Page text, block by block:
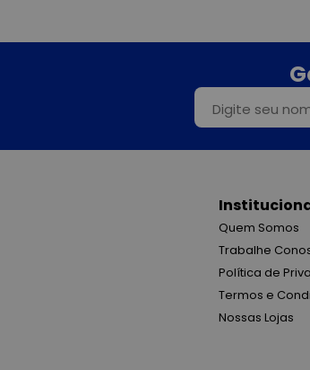
Quem Somos
Trabalhe
Política de
Termos e
Nossas Lojas